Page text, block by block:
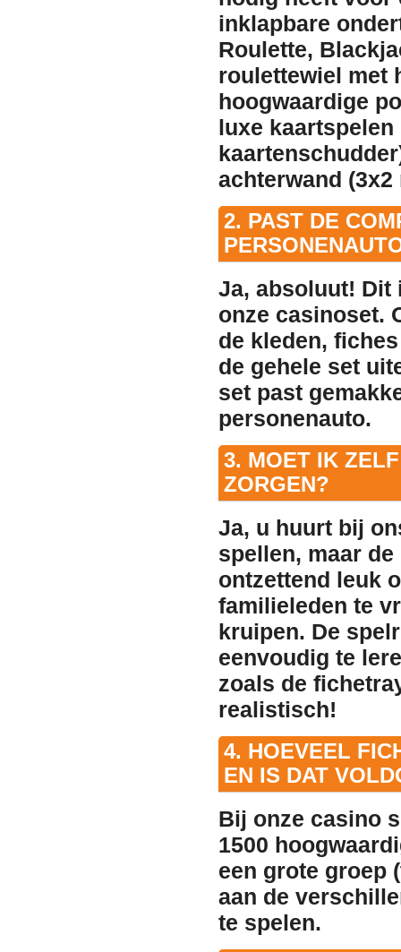
inklapbare
Roulette,
roulettewiel met
hoogwaardige
luxe
achterwand
2. PAST DE
Ja, absoluut! Dit
onze casinoset.
de kleden,
de gehele set
set past
personenauto.
3. MOET IK
ZORGEN?
Ja, u huurt bij
spellen, maar
ontzettend leuk
familieleden te
kruipen. De
eenvoudig te
zoals de
realistisch!
4. HOEVEEL
EN IS DAT
Bij onze casino
1500
een grote groep
aan de
te spelen.